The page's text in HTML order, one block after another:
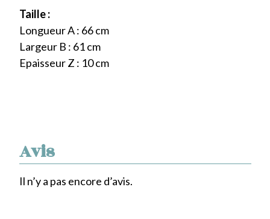
Avis
Il n’y a pas encore d’avis.
Taille :
Longueur A : 66 cm
Largeur B : 61 cm
Epaisseur Z : 10 cm